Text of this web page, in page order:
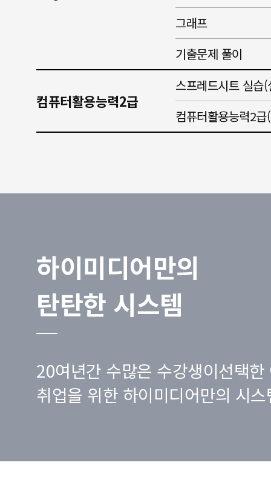
그래프
기출문제 풀이
컴퓨터활용능력2급
스프레드시트 실습
컴퓨터활용능력2급
하이미디어만의
탄탄한 시스템
20여년간 수많은 수강생이선택한
취업을 위한 하이미디어만의 시